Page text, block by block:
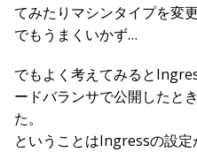
てみたりマシンタイプを変
でもうまくいかず…
でもよく考えてみると
ードバランサで公開したと
た。
ということはIngressの設